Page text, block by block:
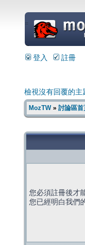
=
登入 註冊
檢視沒有回覆的主
MozTW» 討論區首
您必須註冊後才
您已經明白我們